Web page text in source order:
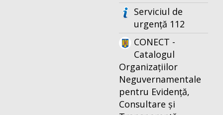
Serviciul de
urgență 112
CONECT -
Catalogul
Organizațiilor
Neguvernamentale
pentru Evidență,
Consultare și